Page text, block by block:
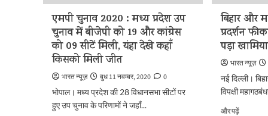
एमपी चुनाव 2020 : मध्य प्रदेश उप
चुनाव में बीजेपी को 19 और कांग्रेस
को 09 सीटें मिली, यंहा देखे कहाँ
किसको मिली जीत
भारत न्यूज़ बुध 11 नवम्बर, 2020
0
भोपाल। मध्य प्रदेश की 28 विधानसभा सीटों पर
हुए उप चुनाव के परिणामों ने जहाँ...
बिहार और
प्रदर्शन
पड़ा
भारत न्यूज़
नई दिल्ली।
विपक्षी
और पढ़ेंबिहार